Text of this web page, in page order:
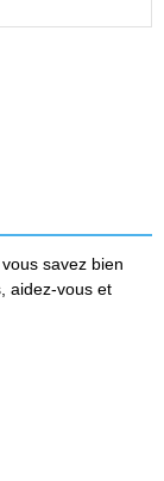
savez bien
aidez-vous et